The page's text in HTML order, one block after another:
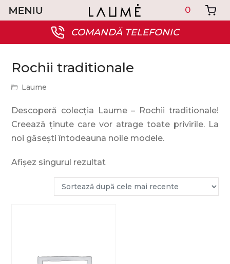
COMANDĂ TELEFONIC
0
Rochii traditionale
Laume
Descoperă colecția Laume – Rochii traditionale!
Creează ținute care vor atrage toate privirile. La
noi găsești întodeauna noile modele.
Afișez singurul rezultat